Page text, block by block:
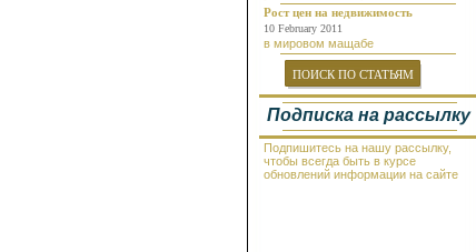
Плевен
Поморие
Приморско
Провадия
Рогачево
Руссе
Самоков
Св.Константин и Елена
Святой Влас
Синеморец
Рост цен на недвижимость
10 February 2011
в мировом мащабе
ПОИСК ПО СТАТЬЯМ
Подписка на рассылку
Подпишитесь на нашу рассылку,
чтобы всегда быть в курсе
обновлений информации на сайте